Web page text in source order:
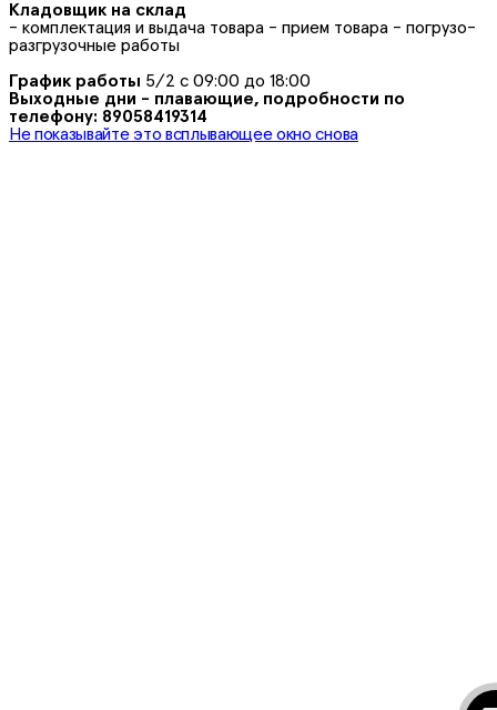
Кладовщик на склад
- комплектация и выдача товара - прием товара - погрузо-
разгрузочные работы
График работы 5/2 с 09:00 до 18:00
Выходные дни - плавающие, подробности по
телефону: 89058419314
Не показывайте это всплывающее окно снова